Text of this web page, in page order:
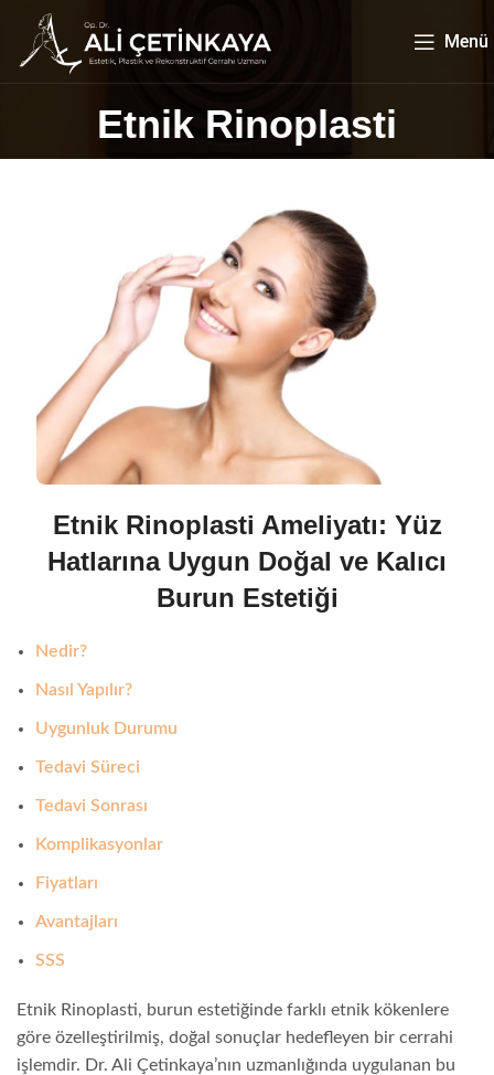
Menü
Etnik Rinoplasti
Etnik Rinoplasti Ameliyatı: Yüz
Hatlarına Uygun Doğal ve Kalıcı
Burun Estetiği
Nedir?
Nasıl Yapılır?
Uygunluk Durumu
Tedavi Süreci
Tedavi Sonrası
Komplikasyonlar
Fiyatları
Avantajları
SSS
Etnik Rinoplasti, burun estetiğinde farklı etnik kökenlere
göre özelleştirilmiş, doğal sonuçlar hedefleyen bir cerrahi
işlemdir. Dr. Ali Çetinkaya’nın uzmanlığında uygulanan bu